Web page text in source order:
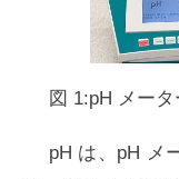
図 1:pH メータ
pH は、pH メ